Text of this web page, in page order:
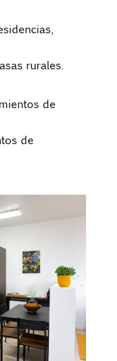
rurales.
de
de